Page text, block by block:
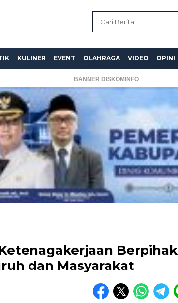
KULINER EVENT OLAHRAGA VIDEO OPINI
BANNER DISKOMINFO
Berpihak
dan Masyarakat